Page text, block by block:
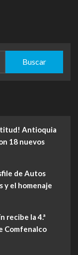
Antioquia
18 nuevos
de Autos
y el homenaje
recibe la 4.ª
Comfenalco